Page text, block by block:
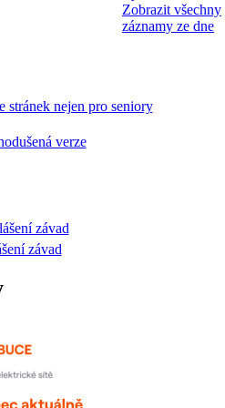
Zobrazit všechny
záznamy ze dne
stránek nejen pro seniory
závad